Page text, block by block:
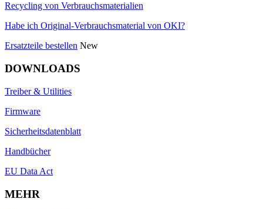
Recycling von Verbrauchsmaterialien
Habe ich Original-Verbrauchsmaterial von OKI?
Ersatzteile bestellen New
DOWNLOADS
Treiber & Utilities
Firmware
Sicherheitsdatenblatt
Handbücher
EU Data Act
MEHR